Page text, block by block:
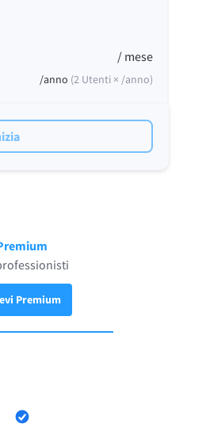
/ mese
/anno (2 Utenti × /anno)
Premium